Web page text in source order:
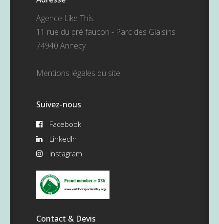
Agence Like This
11 rue du pré faucon - Parc des Glaisins
74940 Annecy
Mentions légales du site
Suivez-nous
Facebook
LinkedIn
Instagram
Contact & Devis